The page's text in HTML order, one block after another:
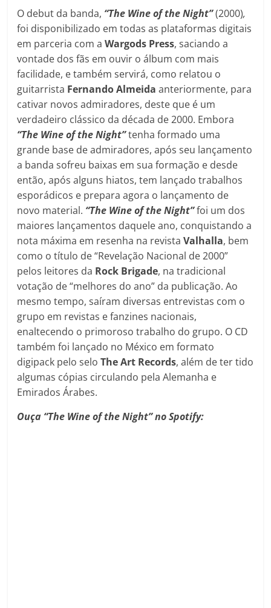
O debut da banda, “The Wine of the Night”(2000),
foi disponibilizado em todas as plataformas digitais
em parceria com aWargods Press, saciando a
vontade dos fãs em ouvir o álbum com mais
facilidade, e também servirá, como relatou o
guitarrista Fernando Almeidaanteriormente, para
cativar novos admiradores, deste que é um
verdadeiro clássico da década de 2000. Embora
“The Wine of the Night”tenha formado uma
grande base de admiradores, após seu lançamento
a banda sofreu baixas em sua formação e desde
então, após alguns hiatos, tem lançado trabalhos
esporádicos e prepara agora o lançamento de
novo material. “The Wine of the Night”foi um dos
maiores lançamentos daquele ano, conquistando a
nota máxima em resenha na revistaValhalla, bem
como o título de “Revelação Nacional de 2000”
pelos leitores da Rock Brigade, na tradicional
votação de “melhores do ano” da publicação. Ao
mesmo tempo, saíram diversas entrevistas com o
grupo em revistas e fanzines nacionais,
enaltecendo o primoroso trabalho do grupo. O CD
também foi lançado no México em formato
digipack pelo seloThe Art Records, além de ter tido
algumas cópias circulando pela Alemanha e
Emirados Árabes.
Ouça “The Wine of the Night” no Spotify: